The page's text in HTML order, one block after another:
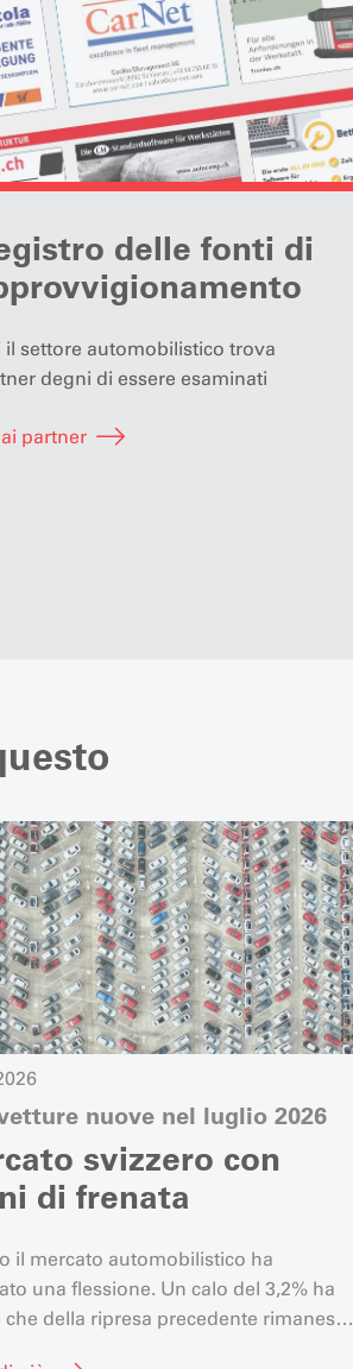
delle fonti di
il settore automobilistico trova
degni di essere esaminati
partner
nuove nel luglio 2026
svizzero con
di frenata
il mercato automobilistico ha
una flessione. Un calo del 3,2% ha
che della ripresa precedente rimanesse